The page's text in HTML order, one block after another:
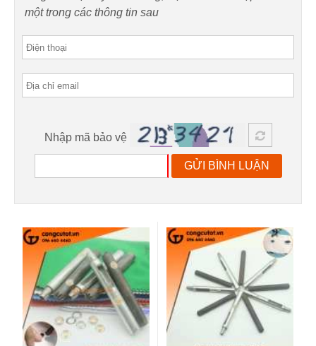
một trong các thông tin sau
Nhập mã bảo vệ
GỬI BÌNH LUẬN